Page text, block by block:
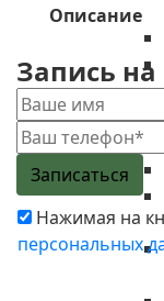
Описание
Запись
Нажимая на
персональных